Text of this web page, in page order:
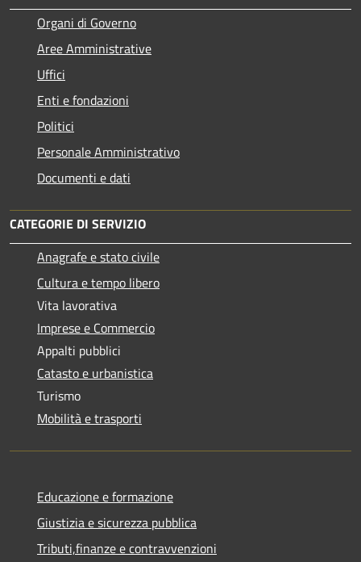
Organi di Governo
Aree Amministrative
Uffici
Enti e fondazioni
Politici
Personale Amministrativo
Documenti e dati
CATEGORIE DI SERVIZIO
Anagrafe e stato civile
Cultura e tempo libero
Vita lavorativa
Imprese e Commercio
Appalti pubblici
Catasto e urbanistica
Turismo
Mobilità e trasporti
Educazione e formazione
Giustizia e sicurezza pubblica
Tributi,finanze e contravvenzioni